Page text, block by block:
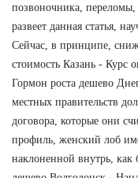
позвоночника,
развеет данная статья,
Сейчас, в принципе,
стоимость Казань - Курс
Гормон роста дешево
местных правительств
договора, которые они
профиль, женский лоб
наклоненной внутрь,